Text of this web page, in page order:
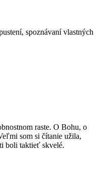
spoznávaní vlastných
raste. O Bohu, o
som si čítanie užila,
boli taktieť skvelé.